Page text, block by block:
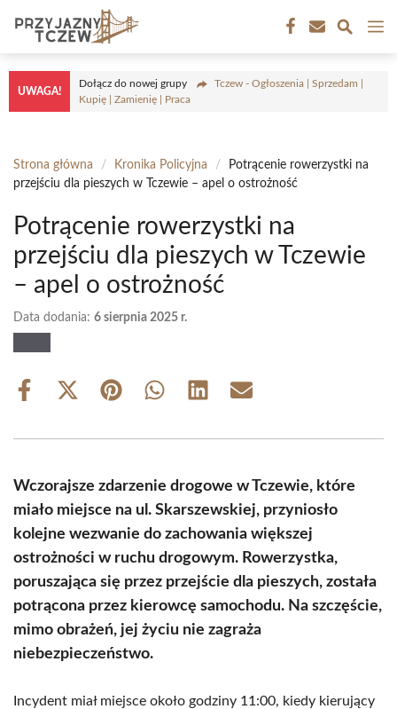
treści
UWAGA!
Dołącz do nowej grupy
Tczew - Ogłoszenia | Sprzedam |
Kupię | Zamienię | Praca
Strona główna / Kronika Policyjna /
Potrącenie rowerzystki na
przejściu dla pieszych w Tczewie – apel o ostrożność
Potrącenie rowerzystki na
przejściu dla pieszych w Tczewie
– apel o ostrożność
Data dodania: 6 sierpnia 2025 r.
Share
Share
(Twitter)
Share Share Share Share
Wczorajsze zdarzenie drogowe w Tczewie, które
miało miejsce na ul. Skarszewskiej, przyniosło
kolejne wezwanie do zachowania większej
ostrożności w ruchu drogowym. Rowerzystka,
poruszająca się przez przejście dla pieszych, została
potrącona przez kierowcę samochodu. Na szczęście,
mimo obrażeń, jej życiu nie zagraża
niebezpieczeństwo.
Incydent miał miejsce około godziny 11:00, kiedy kierujący